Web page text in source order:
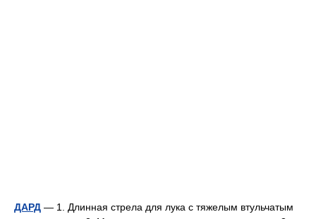
ДАРД — 1. Длинная стрела для лука с тяжелым втульчатым